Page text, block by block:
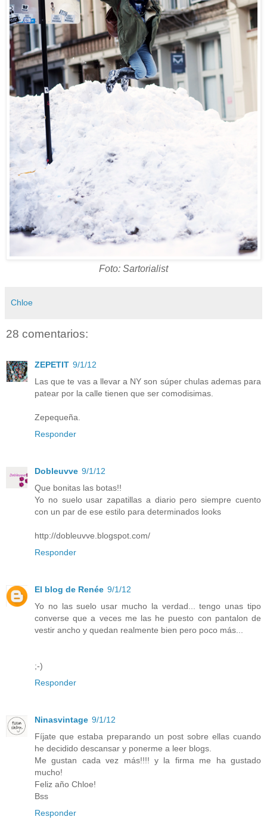
Foto: Sartorialist
Chloe
28 comentarios:
ZEPETIT 9/1/12
Las que te vas a llevar a NY son súper chulas ademas para
patear por la calle tienen que ser comodisimas.
Zepequeña.
Responder
Dobleuvve 9/1/12
Que bonitas las botas!!
Yo no suelo usar zapatillas a diario pero siempre cuento
con un par de ese estilo para determinados looks
http://dobleuvve.blogspot.com/
Responder
El blog de Renée 9/1/12
Yo no las suelo usar mucho la verdad... tengo unas tipo
converse que a veces me las he puesto con pantalon de
vestir ancho y quedan realmente bien pero poco más...
;-)
Responder
Ninasvintage 9/1/12
Fíjate que estaba preparando un post sobre ellas cuando
he decidido descansar y ponerme a leer blogs.
Me gustan cada vez más!!!! y la firma me ha gustado
mucho!
Feliz año Chloe!
Bss
Responder